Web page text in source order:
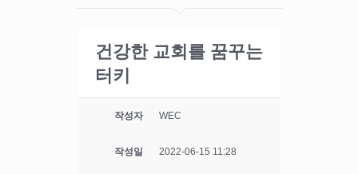
건강한 교회를 꿈꾸는
터키
작성자 WEC
작성일 2022-06-15 11:28